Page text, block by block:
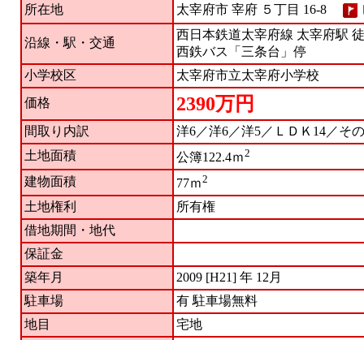
所在地 太宰府市 宰府 ５丁目 16-8
沿線・駅・交通
西日本鉄道太宰府線 太宰府駅
西鉄バス「三条台」停
小学校区
太宰府市立太宰府小学校
価格
2390万円
間取り内訳
洋6／洋6／洋5／ＬＤＫ14／
土地面積
公簿122.4ｍ2
建物面積 77ｍ2
土地権利
所有権
借地期間・地代
保証金
築年月
2009 [H21] 年 12月
駐車場
有 駐車場無料
地目
宅地